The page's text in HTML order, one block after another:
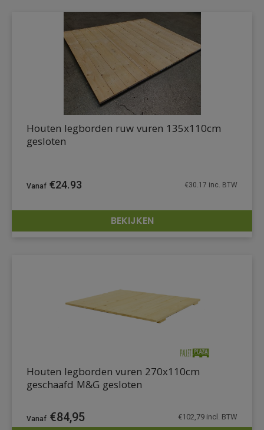
DETAILS
Houten legborden ruw vuren 135x110cm
gesloten
€24.93 €30.17 inc. BTW
BEKIJKEN
Houten legborden vuren 270x110cm
geschaafd M&G gesloten
€84,95 €102,79 incl. BTW